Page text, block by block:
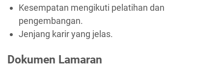
Kesempatan mengikuti pelatihan dan
pengembangan.
Jenjang karir yang jelas.
Dokumen Lamaran